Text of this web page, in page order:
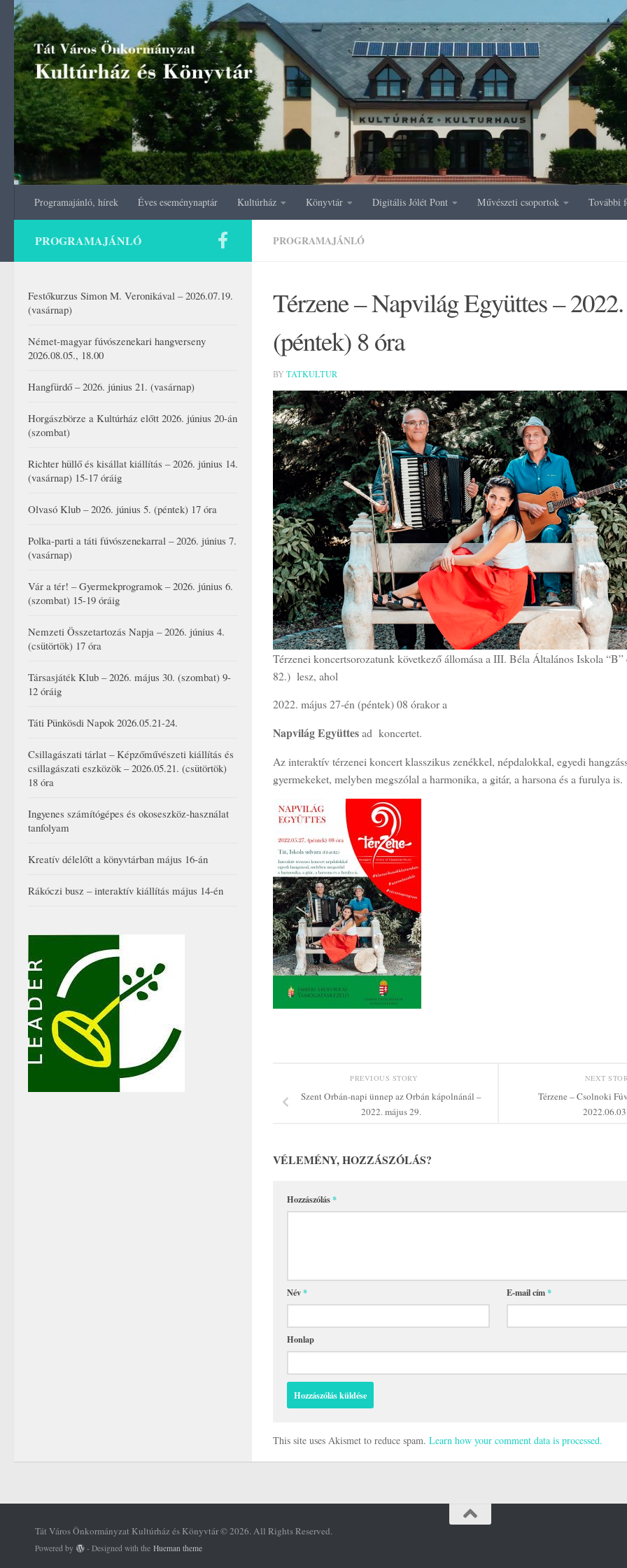
Skip to content
Programajánló, hírek Éves eseménynaptár Kultúrház Könyvtár Digitális Jólét Pont Művészeti csoportok További
PROGRAMAJÁNLÓ
Térzene – Napvilág Együttes –
(péntek) 8 óra
BY TATKULTUR
Térzenei koncertsorozatunk következő állomása a III. Béla Általános Iskola
82.) lesz, ahol
2022. május 27-én (péntek) 08 órakor a
Napvilág Együttesad koncertet.
Az interaktív térzenei koncert klasszikus zenékkel, népdalokkal, egyedi
gyermekeket, melyben megszólal a harmonika, a gitár, a harsona és a furulya is.
NEXT
Térzene – Csolnoki
PREVIOUS STORY
Szent Orbán-napi ünnep az Orbán kápolnánál –
2022. május 29.
VÉLEMÉNY, HOZZÁSZÓLÁS?
Hozzászólás*
Név* E-mail cím*
Honlap
This site uses Akismet to reduce spam. Learn how your comment data is processed.
PROGRAMAJÁNLÓ
Festőkurzus Simon M. Veronikával – 2026.07.19.
(vasárnap)
Német-magyar fúvószenekari hangverseny
2026.08.05., 18.00
Hangfürdő – 2026. június 21. (vasárnap)
Horgászbörze a Kultúrház előtt 2026. június 20-án
(szombat)
Richter hüllő és kisállat kiállítás – 2026. június 14.
(vasárnap) 15-17 óráig
Olvasó Klub – 2026. június 5. (péntek) 17 óra
Polka-parti a táti fúvószenekarral – 2026. június 7.
(vasárnap)
Vár a tér! – Gyermekprogramok – 2026. június 6.
(szombat) 15-19 óráig
Nemzeti Összetartozás Napja – 2026. június 4.
(csütörtök) 17 óra
Társasjáték Klub – 2026. május 30. (szombat) 9-
12 óráig
Táti Pünkösdi Napok 2026.05.21-24.
Csillagászati tárlat – Képzőművészeti kiállítás és
csillagászati eszközök – 2026.05.21. (csütörtök)
18 óra
Ingyenes számítógépes és okoseszköz-használat
tanfolyam
Kreatív délelőtt a könyvtárban május 16-án
Rákóczi busz – interaktív kiállítás május 14-én
Tát Város Önkormányzat Kultúrház és Könyvtár © 2026. All Rights Reserved.
Powered by - Designed with the Hueman theme